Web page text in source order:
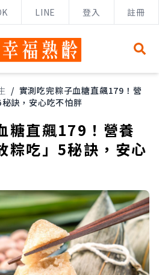
LINE 登入 註冊
/ 實測吃完粽子血糖直飆179！營
訣，安心吃不怕胖
糖直飆179！營養
粽吃」5秘訣，安心